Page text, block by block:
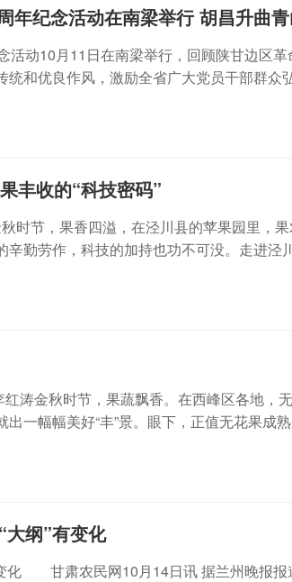
年纪念活动在南梁举行 胡昌升曲
活动10月11日在南梁举行，回顾陕甘边区
和优良作风，激励全省广大党员干部群众
丰收的“科技密码”
秋时节，果香四溢，在泾川县的苹果园里
勤劳作，科技的加持也功不可没。走进泾
红涛金秋时节，果蔬飘香。在西峰区各地
一幅幅美好“丰”景。眼下，正值无花果成
大纲”有变化
化 甘肃农民网10月14日讯 据兰州晚报报